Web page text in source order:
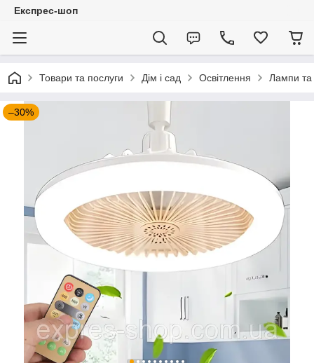
Експрес-шоп
Товари та послуги Дім і сад Освітлення Лампи та
–30%